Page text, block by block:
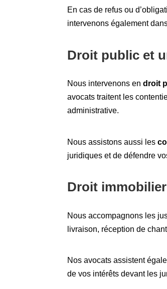
En cas de refus ou
intervenons également
Droit public et
Nous intervenons endroit
avocats traitent les
administrative.
Nous assistons aussi les
juridiques et de défendre
Droit
Nous accompagnons les
livraison, réception de
Nos avocats assistent
de vos intérêts devant les